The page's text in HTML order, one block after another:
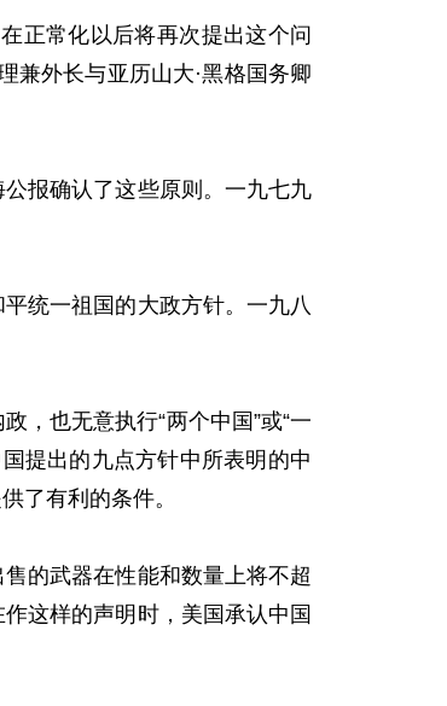
正常化以后将再次提出这个问
兼外长与亚历山大·黑格国务卿
报确认了这些原则。一九七九
统一祖国的大政方针。一九八
也无意执行“两个中国”或“一
提出的九点方针中所表明的中
了有利的条件。
的武器在性能和数量上将不超
这样的声明时，美国承认中国